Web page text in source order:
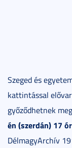
Szeged és
kattintással
győződhetnek
én (szerdán) 17
DélmagyArchív